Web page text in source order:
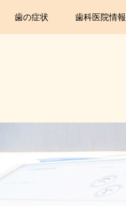
歯の症状 歯科医院情報